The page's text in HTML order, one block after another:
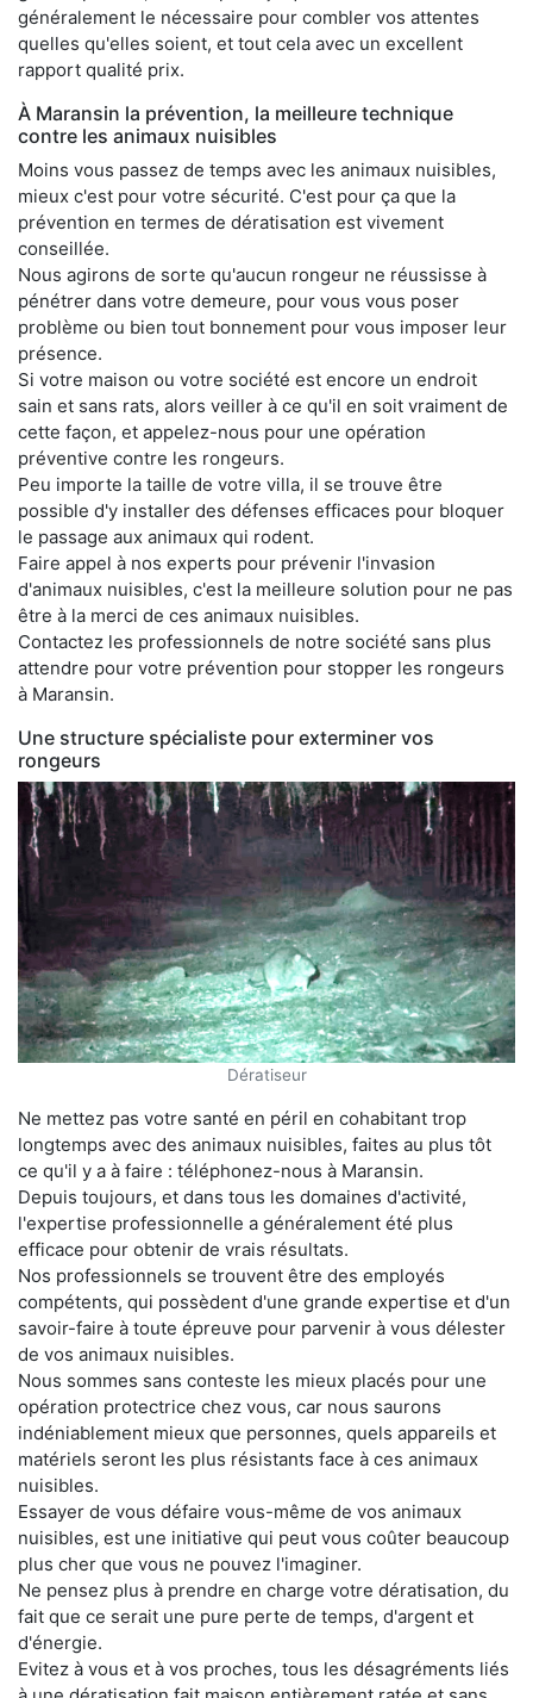
généralement le nécessaire pour combler vos attentes
quelles qu'elles soient, et tout cela avec un excellent
rapport qualité prix.
À Maransin la prévention, la meilleure technique
contre les animaux nuisibles
Moins vous passez de temps avec les animaux nuisibles,
mieux c'est pour votre sécurité. C'est pour ça que la
prévention en termes de dératisation est vivement
conseillée.
Nous agirons de sorte qu'aucun rongeur ne réussisse à
pénétrer dans votre demeure, pour vous vous poser
problème ou bien tout bonnement pour vous imposer leur
présence.
Si votre maison ou votre société est encore un endroit
sain et sans rats, alors veiller à ce qu'il en soit vraiment de
cette façon, et appelez-nous pour une opération
préventive contre les rongeurs.
Peu importe la taille de votre villa, il se trouve être
possible d'y installer des défenses efficaces pour bloquer
le passage aux animaux qui rodent.
Faire appel à nos experts pour prévenir l'invasion
d'animaux nuisibles, c'est la meilleure solution pour ne pas
être à la merci de ces animaux nuisibles.
Contactez les professionnels de notre société sans plus
attendre pour votre prévention pour stopper les rongeurs
à Maransin.
Une structure spécialiste pour exterminer vos
rongeurs
Dératiseur
Ne mettez pas votre santé en péril en cohabitant trop
longtemps avec des animaux nuisibles, faites au plus tôt
ce qu'il y a à faire : téléphonez-nous à Maransin.
Depuis toujours, et dans tous les domaines d'activité,
l'expertise professionnelle a généralement été plus
efficace pour obtenir de vrais résultats.
Nos professionnels se trouvent être des employés
compétents, qui possèdent d'une grande expertise et d'un
savoir-faire à toute épreuve pour parvenir à vous délester
de vos animaux nuisibles.
Nous sommes sans conteste les mieux placés pour une
opération protectrice chez vous, car nous saurons
indéniablement mieux que personnes, quels appareils et
matériels seront les plus résistants face à ces animaux
nuisibles.
Essayer de vous défaire vous-même de vos animaux
nuisibles, est une initiative qui peut vous coûter beaucoup
plus cher que vous ne pouvez l'imaginer.
Ne pensez plus à prendre en charge votre dératisation, du
fait que ce serait une pure perte de temps, d'argent et
d'énergie.
Evitez à vous et à vos proches, tous les désagréments liés